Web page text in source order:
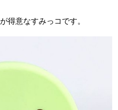
得意なすみっコです。